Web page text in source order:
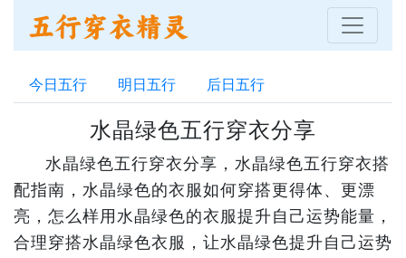
今日五行 明日五行 后日五行
水晶绿色五行穿衣分享
水晶绿色五行穿衣分享，水晶绿色五行穿衣搭
配指南，水晶绿色的衣服如何穿搭更得体、更漂
亮，怎么样用水晶绿色的衣服提升自己运势能量，
合理穿搭水晶绿色衣服，让水晶绿色提升自己运势